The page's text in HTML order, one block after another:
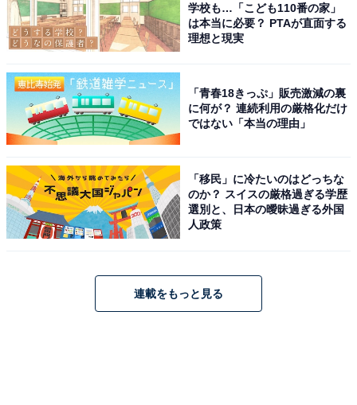
【脳トレ】「躑躅」はなんて読む？ 【難読漢字クイズ】
学校も…「こども110番の家」
は本当に必要？ PTAが直面する
理想と現実
「青春18きっぷ」販売激減の裏
に何が？ 連続利用の厳格化だけ
ではない「本当の理由」
「移民」に冷たいのはどっちな
のか？ スイスの厳格過ぎる学歴
選別と、日本の曖昧過ぎる外国
人政策
連載をもっと見る